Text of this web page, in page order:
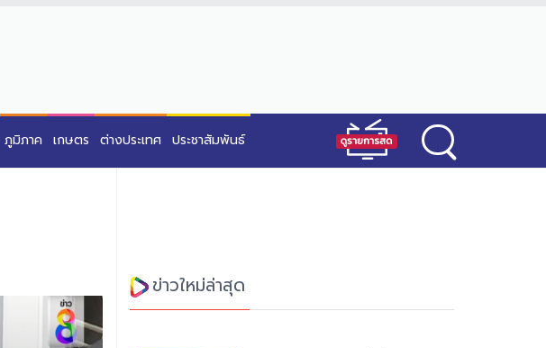
ภูมิภาค เกษตร ต่างประเทศ ประชาสัมพันธ์
ข่าวใหม่ล่าสุด